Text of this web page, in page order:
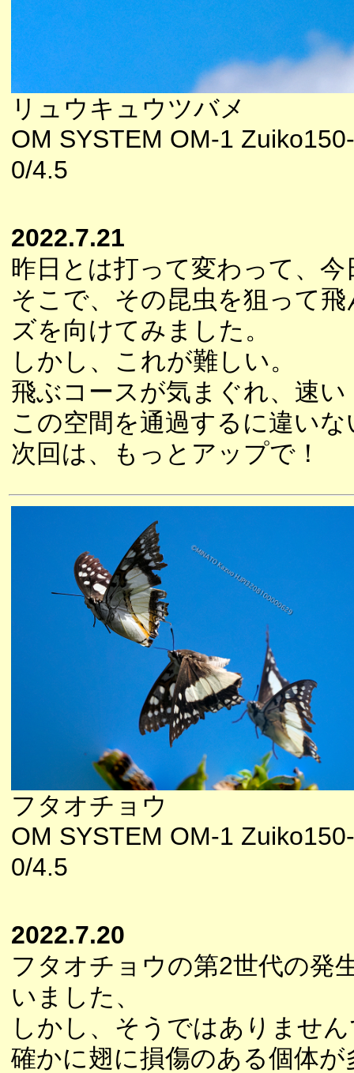
リュウキュウツバメ
OM SYSTEM OM-1
0/4.5
2022.7.21
昨日とは打って変わって、
そこで、その昆虫を狙って
ズを向けてみました。
しかし、これが難しい。
飛ぶコースが気まぐれ、速い
この空間を通過するに違い
次回は、もっとアップで！
フタオチョウ
OM SYSTEM OM-1
0/4.5
2022.7.20
フタオチョウの第2世代の発
いました、
しかし、そうではありませ
確かに翅に損傷のある個体